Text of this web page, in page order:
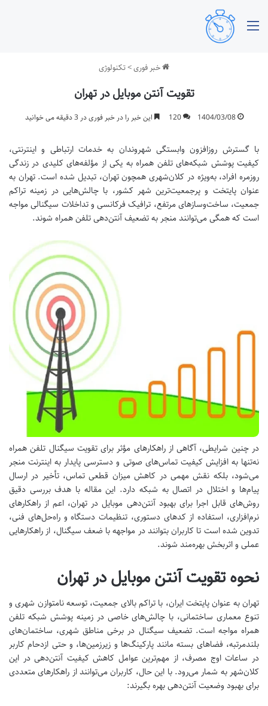
خبر فوری>تکنولوژی
تقویت آنتن موبایل در تهران
1404/03/08
120 این خبر را در خبر فوری در 3 دقیقه می خوانید
با گسترش روزافزون وابستگی شهروندان به خدمات ارتباطی و اینترنتی،
کیفیت پوشش شبکه‌های تلفن همراه به یکی از مؤلفه‌های کلیدی در زندگی
روزمره افراد، به‌ویژه در کلان‌شهری همچون تهران، تبدیل شده است. تهران به
عنوان پایتخت و پرجمعیت‌ترین شهر کشور، با چالش‌هایی در زمینه تراکم
جمعیت، ساخت‌وسازهای مرتفع، ترافیک فرکانسی و تداخلات سیگنالی مواجه
است که همگی می‌توانند منجر به تضعیف آنتن‌دهی تلفن همراه شوند.
در چنین شرایطی، آگاهی از راهکارهای مؤثر برای تقویت سیگنال تلفن همراه
نه‌تنها به افزایش کیفیت تماس‌های صوتی و دسترسی پایدار به اینترنت منجر
می‌شود، بلکه نقش مهمی در کاهش میزان قطعی تماس، تأخیر در ارسال
پیام‌ها و اختلال در اتصال به شبکه دارد. این مقاله با هدف بررسی دقیق
روش‌های قابل اجرا برای بهبود آنتن‌دهی موبایل در تهران، اعم از راهکارهای
نرم‌افزاری، استفاده از کدهای دستوری، تنظیمات دستگاه و راه‌حل‌های فنی،
تدوین شده است تا کاربران بتوانند در مواجهه با ضعف سیگنال، از راهکارهایی
عملی و اثربخش بهره‌مند شوند.
نحوه تقویت آنتن موبایل در تهران
تهران به عنوان پایتخت ایران، با تراکم بالای جمعیت، توسعه نامتوازن شهری و
تنوع معماری ساختمانی، با چالش‌های خاصی در زمینه پوشش شبکه تلفن
همراه مواجه است. تضعیف سیگنال در برخی مناطق شهری، ساختمان‌های
بلندمرتبه، فضاهای بسته مانند پارکینگ‌ها و زیرزمین‌ها، و حتی ازدحام کاربر
در ساعات اوج مصرف، از مهم‌ترین عوامل کاهش کیفیت آنتن‌دهی در این
کلان‌شهر به شمار می‌رود. با این حال، کاربران می‌توانند از راهکارهای متعددی
برای بهبود وضعیت آنتن‌دهی بهره بگیرند: